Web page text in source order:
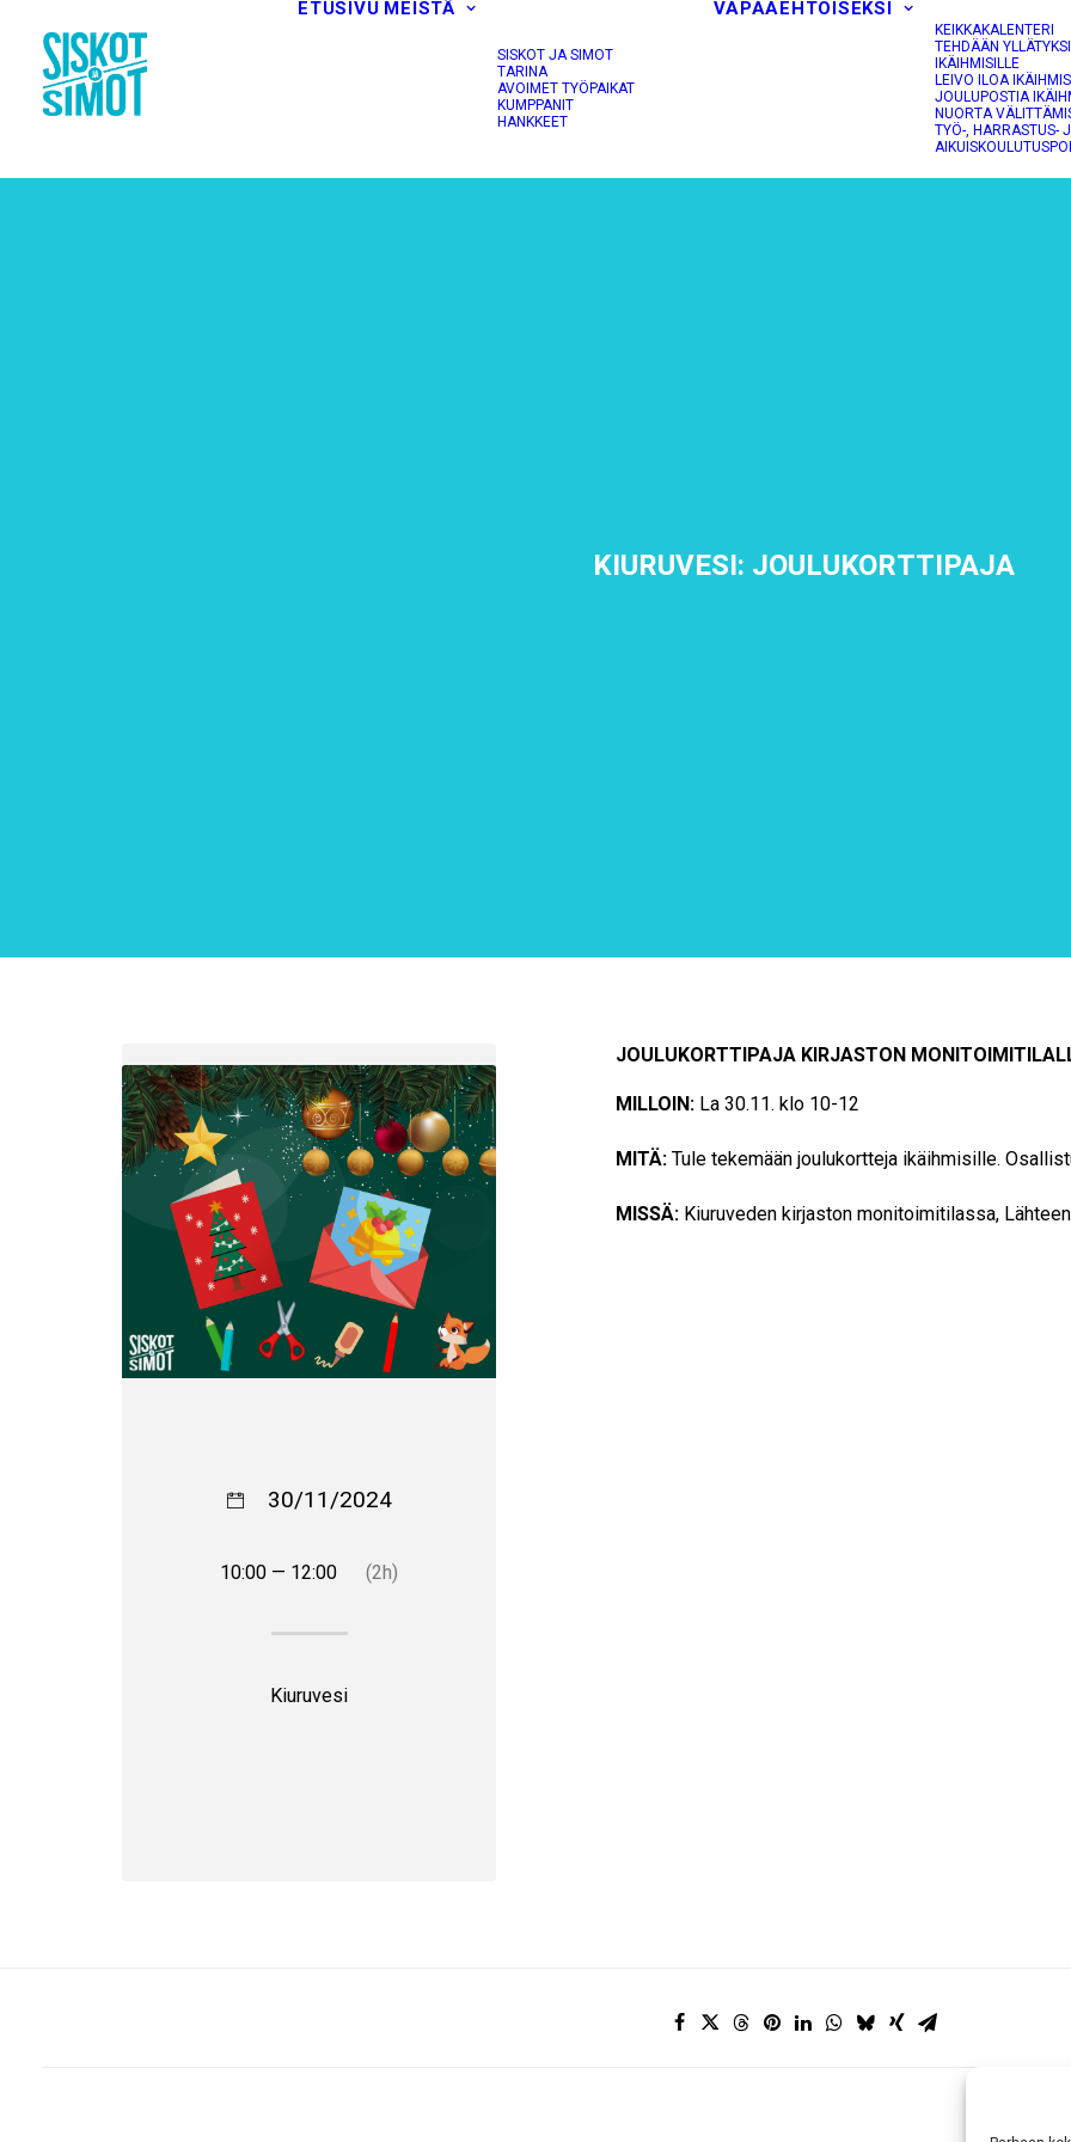
ETUSIVU MEISTÄ
SISKOT JA SIMOT
TARINA
AVOIMET TYÖPAIKAT
KUMPPANIT
HANKKEET
VAPAAEHTOISEKSI
KEIKKAKALENTERI
TEHDÄÄN
IKÄIHMISILLE
LEIVO ILOA
JOULUPOSTIA
NUORTA
TYÖ-, HARRASTUS-
KIURUVESI: JOULUKORTTIPAJA
JOULUKORTTIPAJA KIRJASTON
MILLOIN: La 30.11. klo 10-12
MITÄ: Tule tekemään joulukortteja ikäihmisille.
MISSÄ: Kiuruveden kirjaston monitoimitilassa,
30/11/2024
10:00 — 12:00 (2h)
Kiuruvesi